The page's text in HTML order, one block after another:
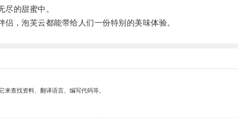
的甜蜜中。
，泡芙云都能带给人们一份特别的美味体验。
查找资料、翻译语言、编写代码等。